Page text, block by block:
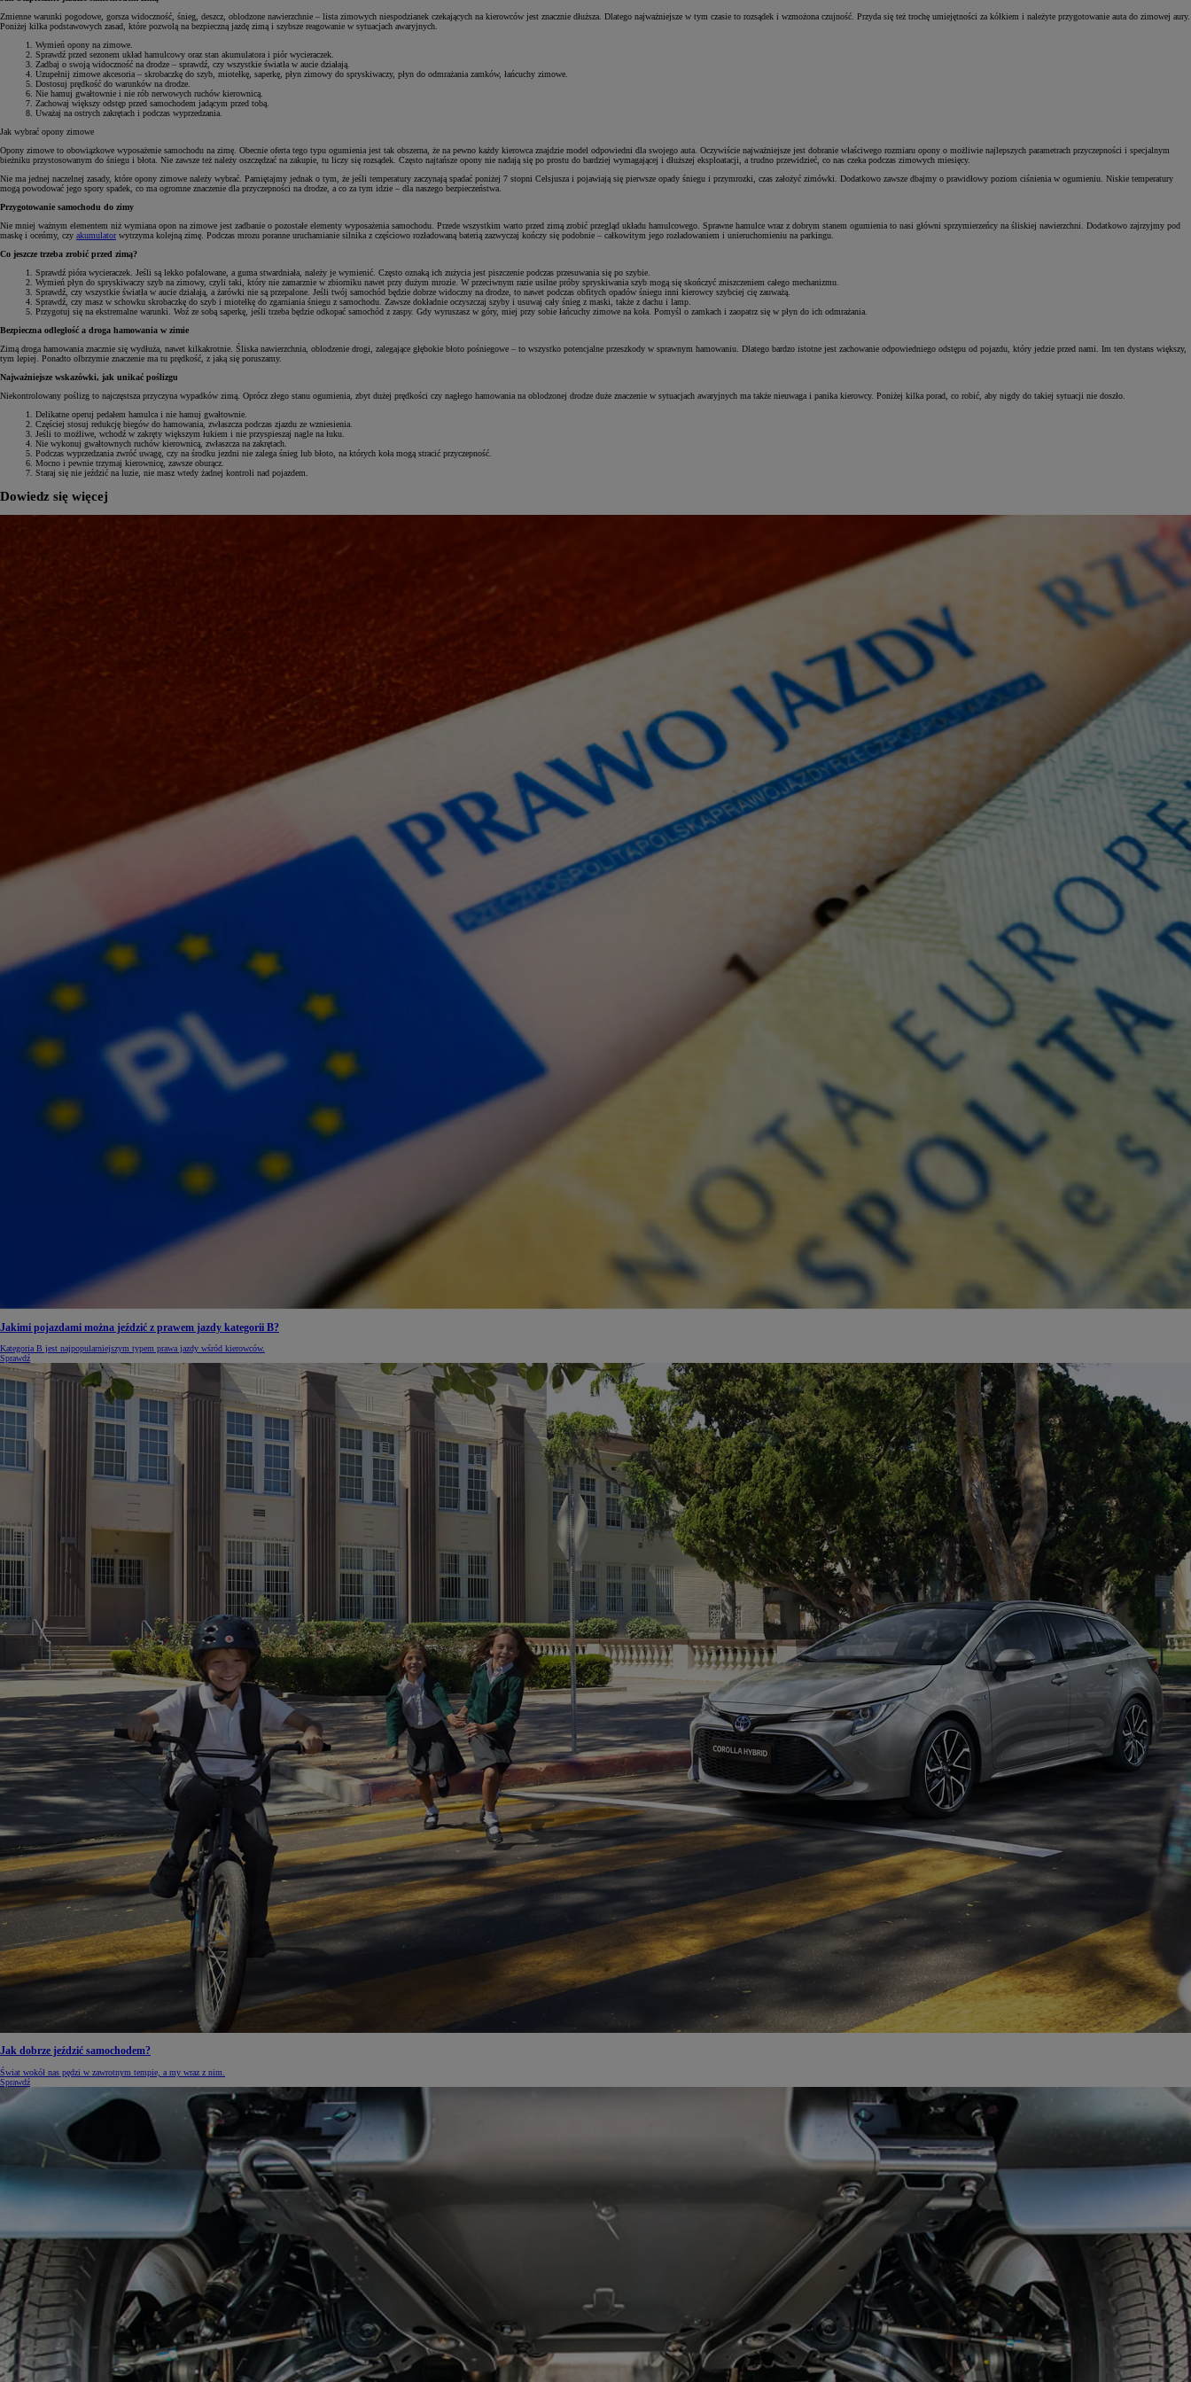
81 900 zł
Od105 300 zł
Zmienne warunki pogodowe, gorsza widoczność, śnieg, deszcz, oblodzone nawierzchnie – lista zimowych niespodzianek czekających na kierowców jest znacznie dłuższa. Dlatego najważniejsze w tym czasie to rozsądek i wzmożona czujność. Przyda się też trochę umiejętności za kółkiem i należyte przygotowanie auta do zimowej aury.
Poniżej kilka podstawowych zasad, które pozwolą na bezpieczną jazdę zimą i szybsze reagowanie w sytuacjach awaryjnych.
Wymień opony na zimowe.
Sprawdź przed sezonem układ hamulcowy oraz stan akumulatora i piór wycieraczek.
Zadbaj o swoją widoczność na drodze – sprawdź, czy wszystkie światła w aucie działają.
Uzupełnij zimowe akcesoria – skrobaczkę do szyb, miotełkę, saperkę, płyn zimowy do spryskiwaczy, płyn do odmrażania zamków, łańcuchy zimowe.
Dostosuj prędkość do warunków na drodze.
Nie hamuj gwałtownie i nie rób nerwowych ruchów kierownicą.
Zachowaj większy odstęp przed samochodem jadącym przed tobą.
Uważaj na ostrych zakrętach i podczas wyprzedzania.
Jak wybrać opony zimowe
Opony zimowe to obowiązkowe wyposażenie samochodu na zimę. Obecnie oferta tego typu ogumienia jest tak obszerna, że na pewno każdy kierowca znajdzie model odpowiedni dla swojego auta. Oczywiście najważniejsze jest dobranie właściwego rozmiaru opony o możliwie najlepszych parametrach przyczepności i specjalnym
bieżniku przystosowanym do śniegu i błota. Nie zawsze też należy oszczędzać na zakupie, tu liczy się rozsądek. Często najtańsze opony nie nadają się po prostu do bardziej wymagającej i dłuższej eksploatacji, a trudno przewidzieć, co nas czeka podczas zimowych miesięcy.
Nie ma jednej naczelnej zasady, które opony zimowe należy wybrać. Pamiętajmy jednak o tym, że jeśli temperatury zaczynają spadać poniżej 7 stopni Celsjusza i pojawiają się pierwsze opady śniegu i przymrozki, czas założyć zimówki. Dodatkowo zawsze dbajmy o prawidłowy poziom ciśnienia w ogumieniu. Niskie temperatury
mogą powodować jego spory spadek, co ma ogromne znaczenie dla przyczepności na drodze, a co za tym idzie – dla naszego bezpieczeństwa.
Przygotowanie samochodu do zimy
Nie mniej ważnym elementem niż wymiana opon na zimowe jest zadbanie o pozostałe elementy wyposażenia samochodu. Przede wszystkim warto przed zimą zrobić przegląd układu hamulcowego. Sprawne hamulce wraz z dobrym stanem ogumienia to nasi główni sprzymierzeńcy na śliskiej nawierzchni. Dodatkowo zajrzyjmy pod
maskę i oceńmy, czy akumulatorwytrzyma kolejną zimę. Podczas mrozu poranne uruchamianie silnika z częściowo rozładowaną baterią zazwyczaj kończy się podobnie – całkowitym jego rozładowaniem i unieruchomieniu na parkingu.
Co jeszcze trzeba zrobić przed zimą?
Sprawdź pióra wycieraczek. Jeśli są lekko pofalowane, a guma stwardniała, należy je wymienić. Często oznaką ich zużycia jest piszczenie podczas przesuwania się po szybie.
Wymień płyn do spryskiwaczy szyb na zimowy, czyli taki, który nie zamarznie w zbiorniku nawet przy dużym mrozie. W przeciwnym razie usilne próby spryskiwania szyb mogą się skończyć zniszczeniem całego mechanizmu.
Sprawdź, czy wszystkie światła w aucie działają, a żarówki nie są przepalone. Jeśli twój samochód będzie dobrze widoczny na drodze, to nawet podczas obfitych opadów śniegu inni kierowcy szybciej cię zauważą.
Sprawdź, czy masz w schowku skrobaczkę do szyb i miotełkę do zgarniania śniegu z samochodu. Zawsze dokładnie oczyszczaj szyby i usuwaj cały śnieg z maski, także z dachu i lamp.
Przygotuj się na ekstremalne warunki. Woź ze sobą saperkę, jeśli trzeba będzie odkopać samochód z zaspy. Gdy wyruszasz w góry, miej przy sobie łańcuchy zimowe na koła. Pomyśl o zamkach i zaopatrz się w płyn do ich odmrażania.
Bezpieczna odległość a droga hamowania w zimie
Zimą droga hamowania znacznie się wydłuża, nawet kilkakrotnie. Śliska nawierzchnia, oblodzenie drogi, zalegające głębokie błoto pośniegowe – to wszystko potencjalne przeszkody w sprawnym hamowaniu. Dlatego bardzo istotne jest zachowanie odpowiedniego odstępu od pojazdu, który jedzie przed nami. Im ten dystans większy,
tym lepiej. Ponadto olbrzymie znaczenie ma tu prędkość, z jaką się poruszamy.
Najważniejsze wskazówki, jak unikać poślizgu
Niekontrolowany poślizg to najczęstsza przyczyna wypadków zimą. Oprócz złego stanu ogumienia, zbyt dużej prędkości czy nagłego hamowania na oblodzonej drodze duże znaczenie w sytuacjach awaryjnych ma także nieuwaga i panika kierowcy. Poniżej kilka porad, co robić, aby nigdy do takiej sytuacji nie doszło.
Delikatne operuj pedałem hamulca i nie hamuj gwałtownie.
Częściej stosuj redukcję biegów do hamowania, zwłaszcza podczas zjazdu ze wzniesienia.
Jeśli to możliwe, wchodź w zakręty większym łukiem i nie przyspieszaj nagle na łuku.
Nie wykonuj gwałtownych ruchów kierownicą, zwłaszcza na zakrętach.
Podczas wyprzedzania zwróć uwagę, czy na środku jezdni nie zalega śnieg lub błoto, na których koła mogą stracić przyczepność.
Mocno i pewnie trzymaj kierownicę, zawsze oburącz.
Staraj się nie jeździć na luzie, nie masz wtedy żadnej kontroli nad pojazdem.
Dowiedz się więcej
Jakimi pojazdami można jeździć z prawem jazdy kategorii B?
Kategoria B jest najpopularniejszym typem prawa jazdy wśród kierowców.
Sprawdź
Jak dobrze jeździć samochodem?
Świat wokół nas pędzi w zawrotnym tempie, a my wraz z nim.
Sprawdź